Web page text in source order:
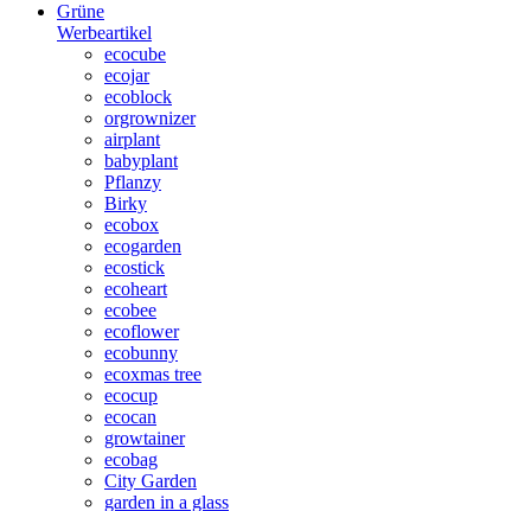
Grüne
Werbeartikel
ecocube
ecojar
ecoblock
orgrownizer
airplant
babyplant
Pflanzy
Birky
ecobox
ecogarden
ecostick
ecoheart
ecobee
ecoflower
ecobunny
ecoxmas tree
ecocup
ecocan
growtainer
ecobag
City Garden
garden in a glass